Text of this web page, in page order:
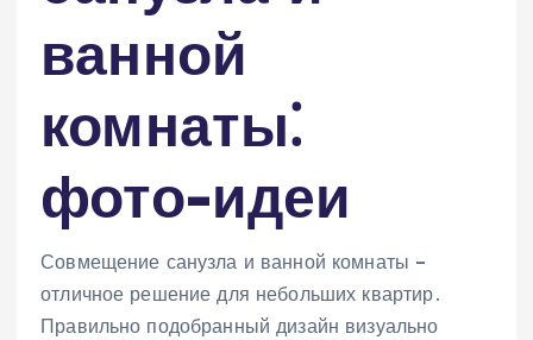
ванной
комнаты⁚
фото-идеи
Совмещение санузла и ванной комнаты –
отличное решение для небольших квартир․
Правильно подобранный дизайн визуально